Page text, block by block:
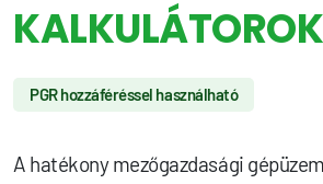
KALKULÁTOROK
PGR hozzáféréssel használható
A hatékony mezőgazdasági